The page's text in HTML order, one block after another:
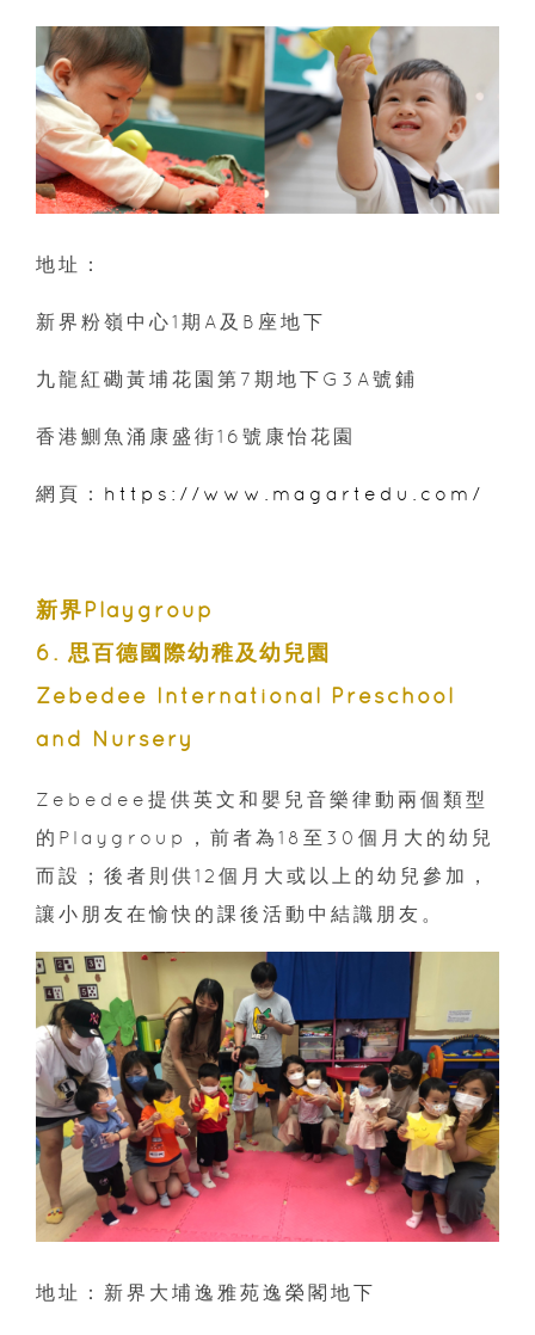
地址：
新界粉嶺中心1期A及B座地下
九龍紅磡黃埔花園第7期地下G3A號鋪
香港鰂魚涌康盛街16號康怡花園
網頁： https://www.magartedu.com/
新界Playgroup
6. 思百德國際幼稚及幼兒園
Zebedee International Preschool
and Nursery
Zebedee提供英文和嬰兒音樂律動兩個類型
的Playgroup，前者為18至30個月大的幼兒
而設；後者則供12個月大或以上的幼兒參加，
讓小朋友在愉快的課後活動中結識朋友。
地址：新界大埔逸雅苑逸榮閣地下